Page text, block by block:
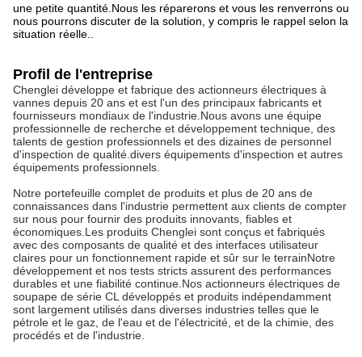
une petite quantité.Nous les réparerons et vous les renverrons ou
nous pourrons discuter de la solution, y compris le rappel selon la
situation réelle..
Profil de l'entreprise
Chenglei développe et fabrique des actionneurs électriques à
vannes depuis 20 ans et est l'un des principaux fabricants et
fournisseurs mondiaux de l'industrie.Nous avons une équipe
professionnelle de recherche et développement technique, des
talents de gestion professionnels et des dizaines de personnel
d'inspection de qualité.divers équipements d'inspection et autres
équipements professionnels.
Notre portefeuille complet de produits et plus de 20 ans de
connaissances dans l'industrie permettent aux clients de compter
sur nous pour fournir des produits innovants, fiables et
économiques.Les produits Chenglei sont conçus et fabriqués
avec des composants de qualité et des interfaces utilisateur
claires pour un fonctionnement rapide et sûr sur le terrainNotre
développement et nos tests stricts assurent des performances
durables et une fiabilité continue.Nos actionneurs électriques de
soupape de série CL développés et produits indépendamment
sont largement utilisés dans diverses industries telles que le
pétrole et le gaz, de l'eau et de l'électricité, et de la chimie, des
procédés et de l'industrie.